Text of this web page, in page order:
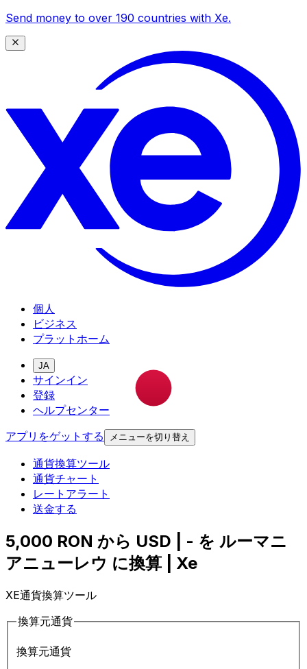
Send money to over 190 countries with Xe.
個人
ビジネス
プラットホーム
JA
サインイン
登録
ヘルプセンター
アプリをゲットする
メニューを切り替え
通貨換算ツール
通貨チャート
レートアラート
送金する
5,000 RON から USD | - を ルーマニ
アニューレウ に換算 | Xe
XE通貨換算ツール
換算元通貨
換算元通貨